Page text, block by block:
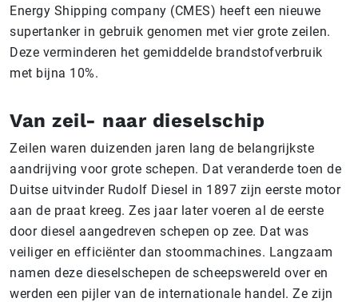
Energy Shipping company (CMES) heeft een nieuwe
supertanker in gebruik genomen met vier grote zeilen.
Deze verminderen het gemiddelde brandstofverbruik
met bijna 10%.
Van zeil- naar dieselschip
Zeilen waren duizenden jaren lang de belangrijkste
aandrijving voor grote schepen. Dat veranderde toen de
Duitse uitvinder Rudolf Diesel in 1897 zijn eerste motor
aan de praat kreeg. Zes jaar later voeren al de eerste
door diesel aangedreven schepen op zee. Dat was
veiliger en efficiënter dan stoommachines. Langzaam
namen deze dieselschepen de scheepswereld over en
werden een pijler van de internationale handel. Ze zijn